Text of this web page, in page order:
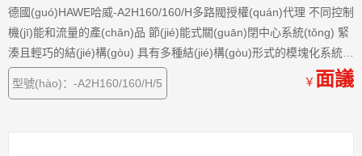
德國(guó)HAWE哈威-A2H160/160/H多路閥授權(quán)代理 不同控制
機(jī)能和流量的產(chǎn)品 節(jié)能式關(guān)閉中心系統(tǒng) 緊
湊且輕巧的結(jié)構(gòu) 具有多種結(jié)構(gòu)形式的模塊化系統
(tǒng)
型號(hào)：-A2H160/160/H/5
￥ 面議